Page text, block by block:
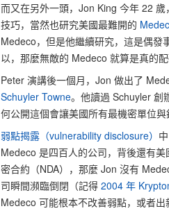
而又在另外一頭，Jon King 今年 22
技巧，當然也研究美國最難開的
Medeco，但是他繼續研究，這是偶發
以，那麼無敵的 Medeco 就算是真的配
Peter 演講後一個月，Jon 做出了
Schuyler Towne。他讀過 Schuyler 創
何公開這個會讓美國所有最機密單位
弱點揭露（vulnerability disclosure）
Medeco 是四百人的公司，背後還有
密合約（NDA），那麼 Jon 沒有
司瞬間瀕臨倒閉（記得 2004 年
Medeco 可能根本不改善弱點，或者